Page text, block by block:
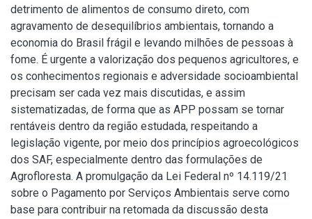
detrimento de alimentos de consumo direto, com
agravamento de desequilíbrios ambientais, tornando a
economia do Brasil frágil e levando milhões de pessoas à
fome. É urgente a valorização dos pequenos agricultores, e
os conhecimentos regionais e adversidade socioambiental
precisam ser cada vez mais discutidas, e assim
sistematizadas, de forma que as APP possam se tornar
rentáveis dentro da região estudada, respeitando a
legislação vigente, por meio dos princípios agroecológicos
dos SAF, especialmente dentro das formulações de
Agrofloresta. A promulgação da Lei Federal nº 14.119/21
sobre o Pagamento por Serviços Ambientais serve como
base para contribuir na retomada da discussão desta